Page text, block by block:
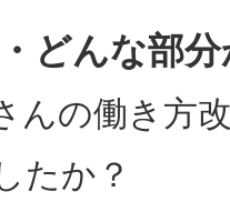
どんな部
んの働き方
たか？